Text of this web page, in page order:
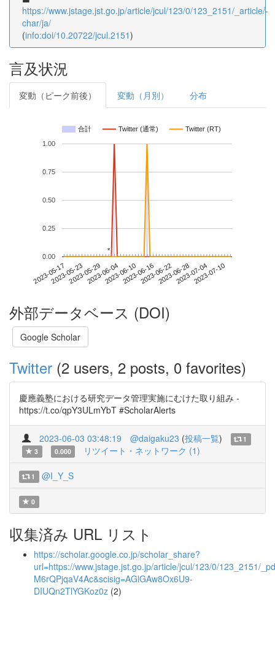
https://www.jstage.jst.go.jp/article/jcul/123/0/123_2151/_article/-
char/ja/
(info:doi/10.20722/jcul.2151)
言及状況
変動（ピーク前後） 変動（月別） 分布
合計 Twitter (通常) Twitter (RT)
2023-05-172023-05-232023-05-292023-06-042023-06-102023-06-162023-06-222023-06-282023-07-042023-07-10
0.00
0.25
0.50
0.75
1.00
**
外部データベース (DOI)
Google Scholar
Twitter (2 users, 2 posts, 0 favorites)
慶應義塾における研究データ管理実施にむけた取り組み -
https://t.co/qpY3ULmYbT #ScholarAlerts
2023-06-03 03:48:19 @daigaku23 (投稿一覧)
1
3
0.000 リツイート・ネットワーク (1)
1 @I_Y_S
0
収集済み URL リスト
https://scholar.google.co.jp/scholar_share?
url=https://www.jstage.jst.go.jp/article/jcul/123/0/123_2151/
M6rQPjqaV4Ac&scisig=AGlGAw8Ox6U9-
DIUQn2TlYGKoz0z (2)